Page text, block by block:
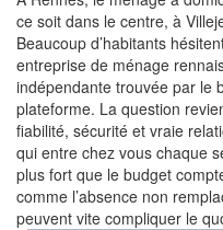
ce soit dans le centre, à
Beaucoup d’habitants
entreprise de ménage
indépendante trouvée par le
plateforme. La question
fiabilité, sécurité et vraie
qui entre chez vous chaque
plus fort que le budget
comme l’absence non
peuvent vite compliquer le